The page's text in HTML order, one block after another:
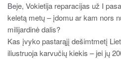
Beje, Vokietija reparacijas už I
keletą metų – įdomu ar kam nors
milijardinė dalis?
Kas įvyko pastarąjį dešimtmetį
iliustruoja karvučių kiekis – jei jų